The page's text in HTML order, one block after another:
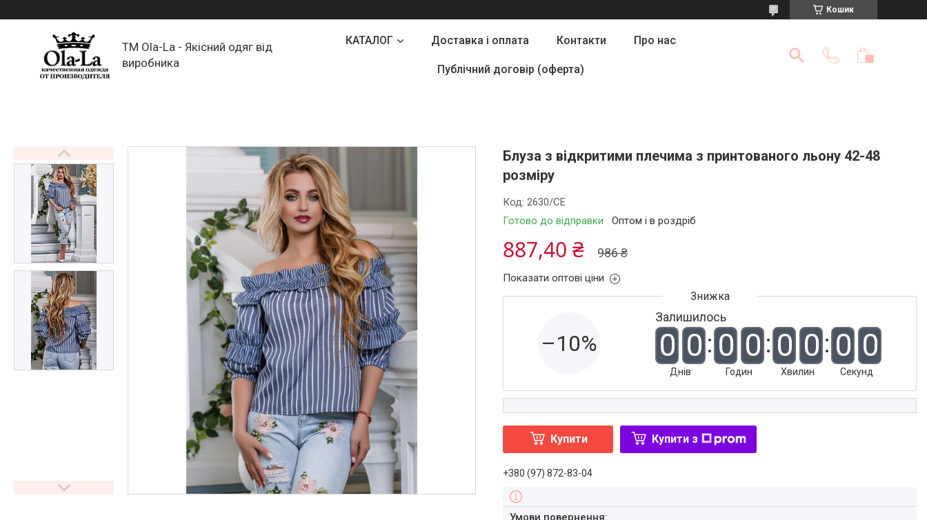
Кошик
TM Ola-La - Якісний одяг від
виробника
КАТАЛОГ Доставка і оплата Контакти Про нас
Публічний договір (оферта)
Блуза з відкритими плечима з принтованого льону 42-48
розміру
Готово до відправки Оптом і в роздріб
Код:2630/СЕ
986 ₴
887,40 ₴
Показати оптові ціни
–10%
Залишилось
0 0
Днів
0 0
Годин
0 0
Хвилин
0 0
Секунд
Купити Купити з
+380 (97) 872-83-04